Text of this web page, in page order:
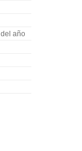
año